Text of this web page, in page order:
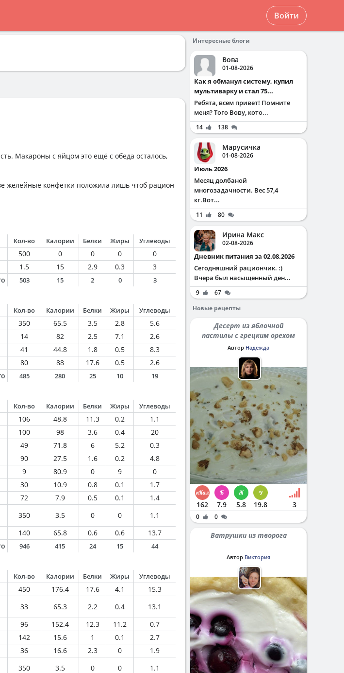
Войти
Макароны с яйцом это ещё с обеда осталось,
желейные конфетки положила лишь чтоб рацион
Кол-во Калории Белки Жиры Углеводы
500 0 0 0
0
1.5 15 2.9 0.3
3
503 15 2 0 3
Кол-во Калории Белки Жиры Углеводы
350 65.5 3.5 2.8
5.6
14 82 2.5 7.1
2.6
41 44.8 1.8 0.5
8.3
80 88 17.6 0.5
2.6
485 280 25 10 19
Кол-во Калории Белки Жиры Углеводы
106 48.8 11.3 0.2
1.1
100 98 3.6 0.4
20
49 71.8 6 5.2
0.3
90 27.5 1.6 0.2
4.8
9 80.9 0 9
0
30 10.9 0.8 0.1
1.7
72 7.9 0.5 0.1
1.4
350 3.5 0 0
1.1
140 65.8 0.6 0.6
13.7
946 415 24 15 44
Кол-во Калории Белки Жиры Углеводы
450 176.4 17.6 4.1
15.3
33 65.3 2.2 0.4
13.1
96 152.4 12.3 11.2
0.7
142 15.6 1 0.1
2.7
36 16.6 2.3 0
1.9
350 3.5 0 0
1.1
Интересные блоги
Вова
01-08-2026
Как я обманул систему, купил
мультиварку и стал 75...
Ребята, всем привет! Помните
меня? Того Вову, кото...
14 138
Марусичка
01-08-2026
Июль 2026
Месяц долбаной
многозадачности. Вес 57,4
кг.Вот...
11 80
Ирина Макс
02-08-2026
Дневник питания за 02.08.2026
Сегодняшний рациончик. :)
Вчера был насыщенный ден...
9
67
Новые рецепты
Десерт из яблочной
пастилы с грецким орехом
Автор Надежда
162 7.9 5.8 19.8 3
0 0
Ватрушки из творога
Автор Виктория